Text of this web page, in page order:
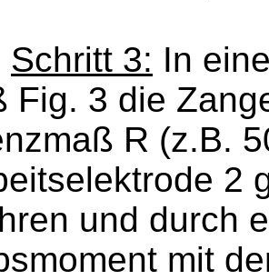
Schritt 3: In
Fig. 3 die
R (z.B.
2
und durch
mit